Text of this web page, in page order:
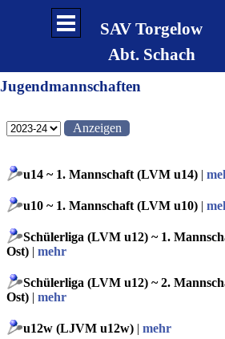
Direkt zum Seiteninhalt
SAV Torgelow
Abt. Schach
Menü überspringen
Jugendmannschaften
u14 ~ 1. Mannschaft (LVM u14) |
u10 ~ 1. Mannschaft (LVM u10) |
Schülerliga (LVM u12) ~ 1.
Ost) | mehr
Schülerliga (LVM u12) ~ 2.
Ost) | mehr
u12w (LJVM u12w) | mehr